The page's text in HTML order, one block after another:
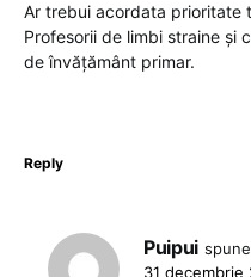
Ar trebui acordata prioritate
Profesorii de limbi straine și
de învățământ primar.
Reply
Puipui
31 decembrie